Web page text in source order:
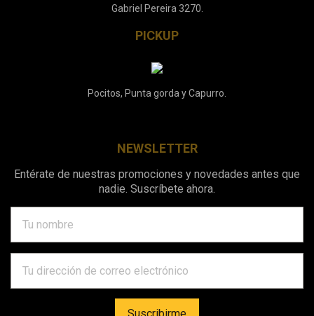
Gabriel Pereira 3270.
PICKUP
Pocitos, Punta gorda y Capurro.
NEWSLETTER
Entérate de nuestras promociones y novedades antes que
nadie. Suscríbete ahora.